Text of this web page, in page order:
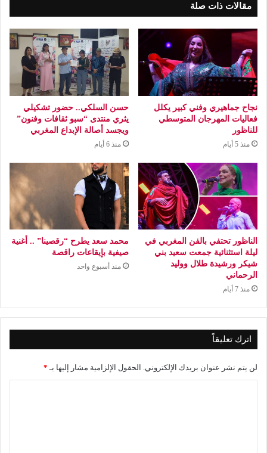
مقالات ذات صلة
نجاح جماهيري وفني كبير يكلل
فعاليات المهرجان المتوسطي
للناظور
منذ 5 أيام
حسن السلكي.. حضور تشكيلي
يثري منتدى “سبو ثقافات وفنون”
ويجسد أصالة الإبداع المغربي
منذ 6 أيام
الناظور تحتفي بالفن المغربي في
ليلة استثنائية جمعت سعيد بني
شيكر ورشيدة طلال ووليد
الرحماني
منذ 7 أيام
محمد سعد يطرح “رقصينا” .. أغنية
صيفية بإيقاعات راقصة
منذ أسبوع واحد
اترك تعليقاً
لن يتم نشر عنوان بريدك الإلكتروني. الحقول الإلزامية مشار إليها بـ *